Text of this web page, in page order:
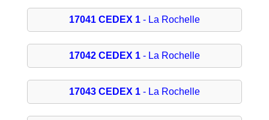
17041 CEDEX 1- La Rochelle
17042 CEDEX 1- La Rochelle
17043 CEDEX 1- La Rochelle